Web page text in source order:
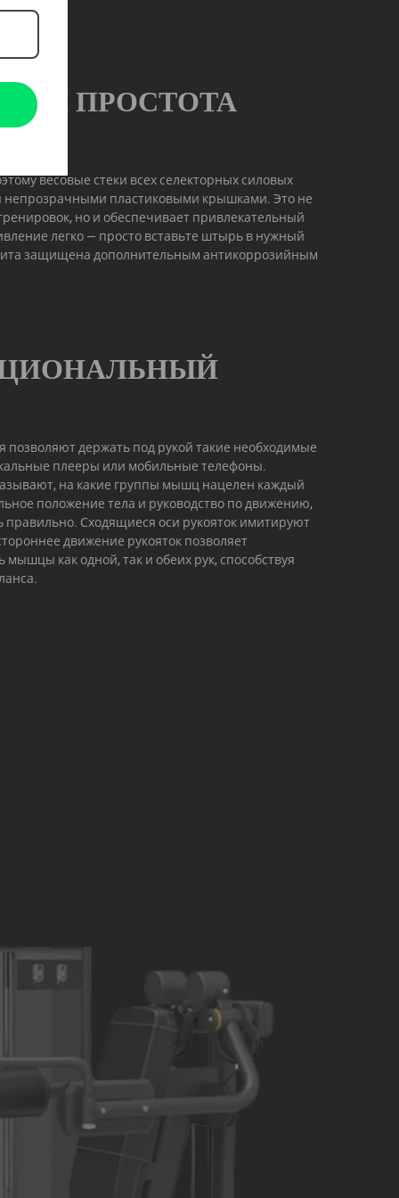
И ПРОСТОТА
весовые стеки всех селекторных силовых
непрозрачными пластиковыми крышками. Это не
но и обеспечивает привлекательный
легко — просто вставьте штырь в нужный
защищена дополнительным антикоррозийным
позволяют держать под рукой такие необходимые
плееры или мобильные телефоны.
на какие группы мышц нацелен каждый
положение тела и руководство по движению,
Сходящиеся оси рукояток имитируют
движение рукояток позволяет
как одной, так и обеих рук, способствуя